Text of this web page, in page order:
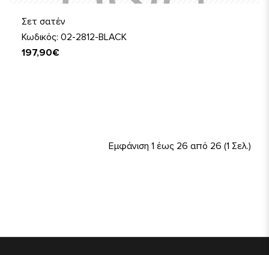
Σετ σατέν
Κωδικός: 02-2812-BLACK
197,90€
Εμφάνιση 1 έως 26 από 26 (1 Σελ.)